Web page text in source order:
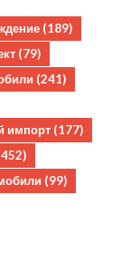
(189)
(79)
(241)
импорт (177)
(99)